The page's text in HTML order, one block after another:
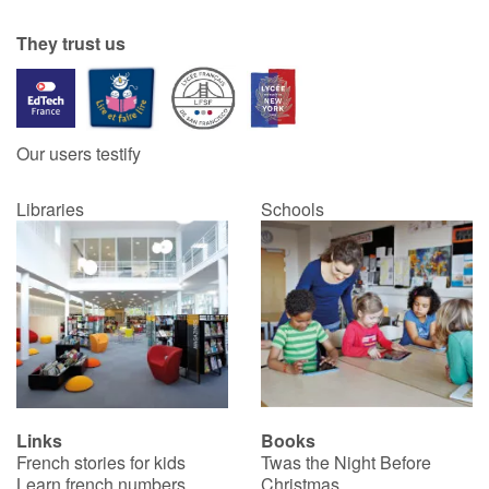
They trust us
Our users testify
Libraries Schools
Links
French stories for kids
Books
Twas the Night Before